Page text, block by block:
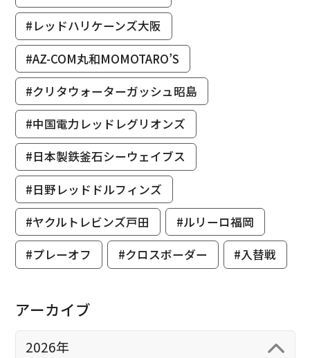
#レッドハリケーンズ大阪
#AZ-COM丸和MOMOTARO’S
#クリタウォーターガッシュ昭島
#中国電力レッドレグリオンズ
#日本製鉄釜石シーウェイブス
#日野レッドドルフィンズ
#ヤクルトレビンズ戸田
#ルリーロ福岡
#プレーオフ
#クロスボーダー #入替戦
アーカイブ
2026年